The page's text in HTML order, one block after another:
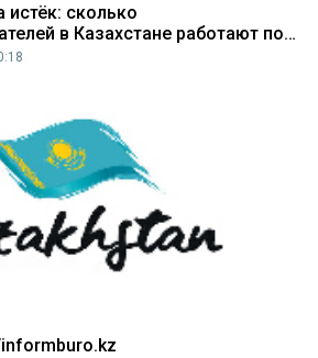
сколько
в Казахстане работают по
самозанятые